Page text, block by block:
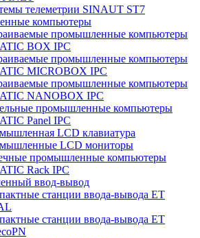
телеметрии SINAUT ST7
компьютеры
промышленные компьютеры
BOX IPC
промышленные компьютеры
MICROBOX IPC
промышленные компьютеры
NANOBOX IPC
промышленные компьютеры
Panel IPC
LCD клавиатура
LCD мониторы
промышленные компьютеры
Rack IPC
ввод-вывод
станции ввода-вывода ET
станции ввода-вывода ET